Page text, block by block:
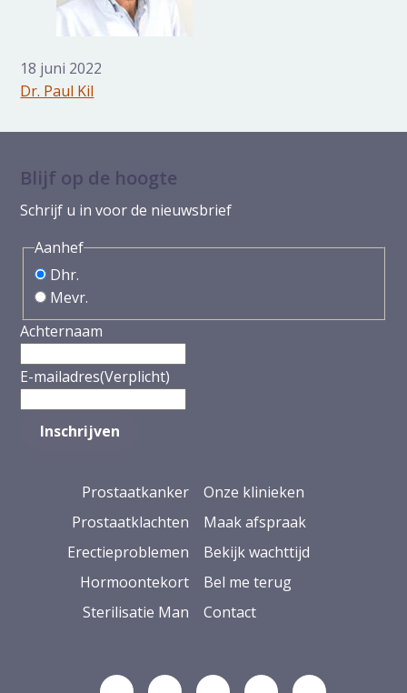
18 juni 2022
Dr. Paul Kil
Blijf op de hoogte
Schrijf u in voor de nieuwsbrief
Aanhef
Dhr.
Mevr.
Achternaam
E-mailadres(Verplicht)
Prostaatkanker
Prostaatklachten
Erectieproblemen
Hormoontekort
Sterilisatie Man
Onze klinieken
Maak afspraak
Bekijk wachttijd
Bel me terug
Contact